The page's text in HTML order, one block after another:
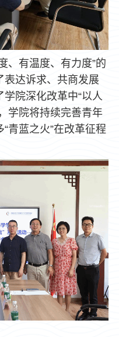
、有温度、有力度”的
表达诉求、共商发展
院深化改革中“以人
学院将持续完善青年
青蓝之火”在改革征程